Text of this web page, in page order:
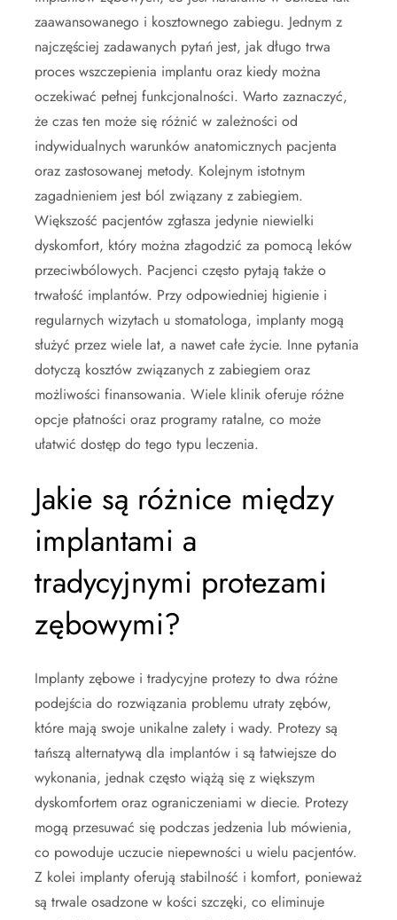
zaawansowanego i kosztownego zabiegu. Jednym z
najczęściej zadawanych pytań jest, jak długo trwa
proces wszczepienia implantu oraz kiedy można
oczekiwać pełnej funkcjonalności. Warto zaznaczyć,
że czas ten może się różnić w zależności od
indywidualnych warunków anatomicznych pacjenta
oraz zastosowanej metody. Kolejnym istotnym
zagadnieniem jest ból związany z zabiegiem.
Większość pacjentów zgłasza jedynie niewielki
dyskomfort, który można złagodzić za pomocą leków
przeciwbólowych. Pacjenci często pytają także o
trwałość implantów. Przy odpowiedniej higienie i
regularnych wizytach u stomatologa, implanty mogą
służyć przez wiele lat, a nawet całe życie. Inne pytania
dotyczą kosztów związanych z zabiegiem oraz
możliwości finansowania. Wiele klinik oferuje różne
opcje płatności oraz programy ratalne, co może
ułatwić dostęp do tego typu leczenia.
Jakie są różnice między
implantami a
tradycyjnymi protezami
zębowymi?
Implanty zębowe i tradycyjne protezy to dwa różne
podejścia do rozwiązania problemu utraty zębów,
które mają swoje unikalne zalety i wady. Protezy są
tańszą alternatywą dla implantów i są łatwiejsze do
wykonania, jednak często wiążą się z większym
dyskomfortem oraz ograniczeniami w diecie. Protezy
mogą przesuwać się podczas jedzenia lub mówienia,
co powoduje uczucie niepewności u wielu pacjentów.
Z kolei implanty oferują stabilność i komfort, ponieważ
są trwale osadzone w kości szczęki, co eliminuje